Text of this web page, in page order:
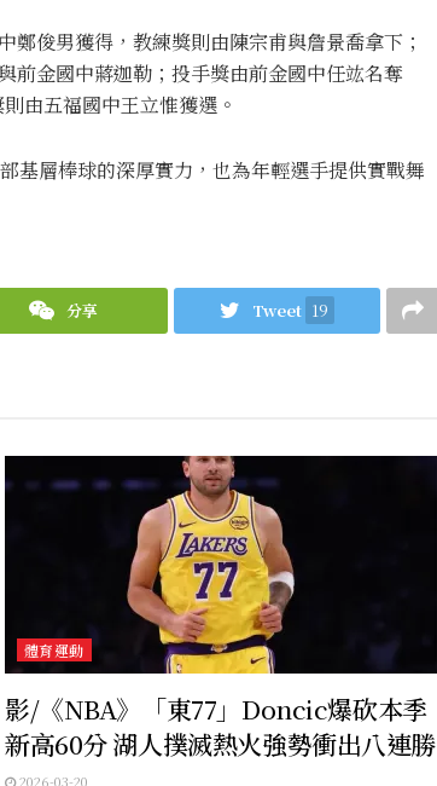
俊男獲得，教練獎則由陳宗甫與詹景喬拿下；
前金國中蔣迦勒；投手獎由前金國中任竑名奪
由五福國中王立惟獲選。
基層棒球的深厚實力，也為年輕選手提供實戰舞
分享 Tweet 19
體育運動
影/《NBA》「東77」Doncic爆砍本季
新高60分 湖人撲滅熱火強勢衝出八連勝
2026-03-20